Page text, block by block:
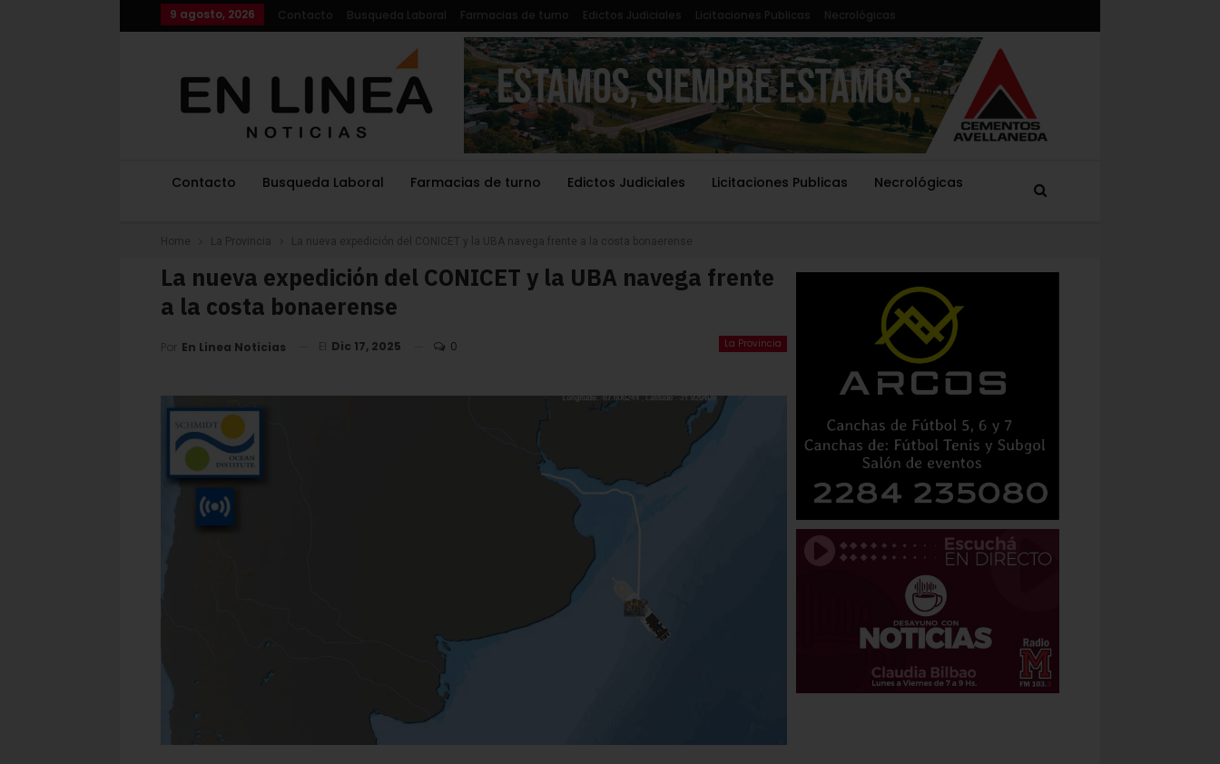
9 agosto, 2026 Contacto Busqueda Laboral Farmacias de turno Edictos Judiciales Licitaciones Publicas Necrológicas
Contacto Busqueda Laboral Farmacias de turno Edictos Judiciales Licitaciones Publicas Necrológicas
Home La Provincia La nueva expedición del CONICET y la UBA navega frente a la costa bonaerense
La nueva expedición del CONICET y la UBA navega frente
a la costa bonaerense
La Provincia
Por En Linea Noticias El Dic 17, 2025 0